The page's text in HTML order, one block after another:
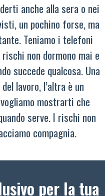
anche alla sera o nei
un pochino forse, ma
Teniamo i telefoni
non dormono mai e
succede qualcosa. Una
lavoro, l’altra è un
mostrarti che
serve. I rischi non
compagnia.
per la tua